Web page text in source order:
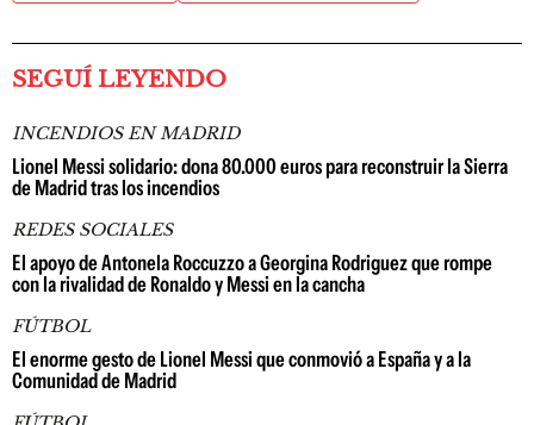
SEGUÍ LEYENDO
INCENDIOS EN MADRID
Lionel Messi solidario: dona 80.000 euros para reconstruir la Sierra
de Madrid tras los incendios
REDES SOCIALES
El apoyo de Antonela Roccuzzo a Georgina Rodriguez que rompe
con la rivalidad de Ronaldo y Messi en la cancha
FÚTBOL
El enorme gesto de Lionel Messi que conmovió a España y a la
Comunidad de Madrid